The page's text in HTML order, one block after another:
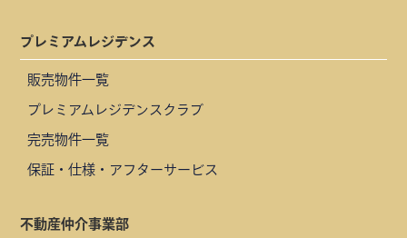
プレミアムレジデンス
販売物件一覧
プレミアムレジデンスクラブ
完売物件一覧
保証・仕様・アフターサービス
不動産仲介事業部